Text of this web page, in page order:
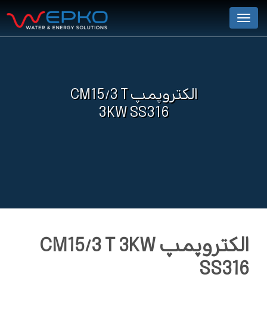
Menu
الکتروپمپ CM15/3 T
3KW SS316
الکتروپمپ CM15/3 T 3KW
SS316